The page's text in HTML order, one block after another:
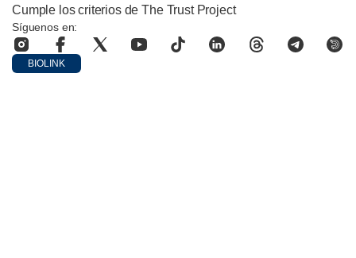
Cumple los criterios de The Trust Project
Síguenos en:
BIOLINK